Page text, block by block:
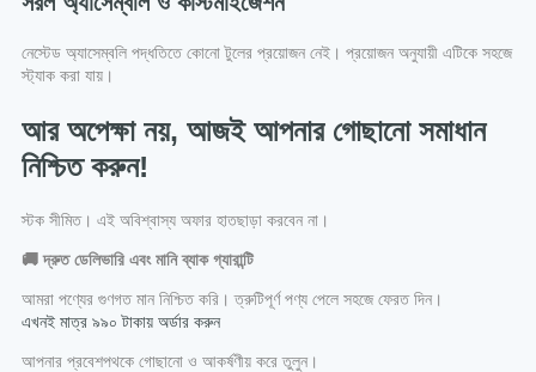
নেস্টেড অ্যাসেম্বলি পদ্ধতিতে কোনো টুলের প্রয়োজন নেই। প্রয়োজন অনুযায়ী এটিকে সহজে
স্ট্যাক করা যায়।
আর অপেক্ষা নয়, আজই আপনার গোছানো সমাধান
নিশ্চিত করুন!
স্টক সীমিত। এই অবিশ্বাস্য অফার হাতছাড়া করবেন না।
🚚 দ্রুত ডেলিভারি এবং মানি ব্যাক গ্যারান্টি
আমরা পণ্যের গুণগত মান নিশ্চিত করি। ত্রুটিপূর্ণ পণ্য পেলে সহজে ফেরত দিন।
এখনই মাত্র ৯৯০ টাকায় অর্ডার করুন
আপনার প্রবেশপথকে গোছানো ও আকর্ষণীয় করে তুলুন।